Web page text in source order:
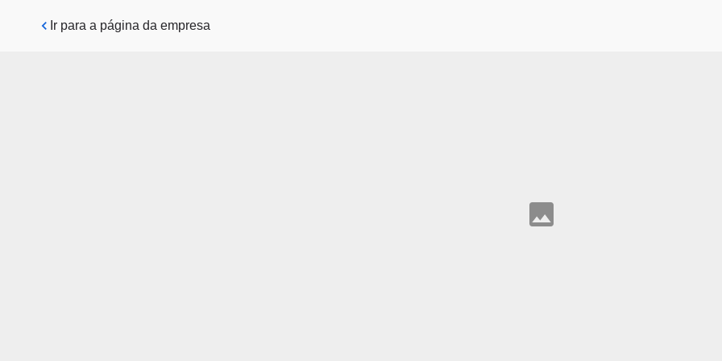
Pular para o conteúdo principal
Ir para a página da empresa